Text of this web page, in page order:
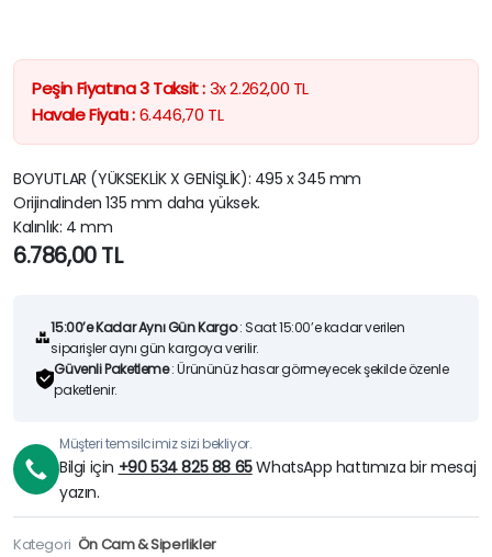
Peşin Fiyatına 3 Taksit :3x2.262,00 TL
Havale Fiyatı :6.446,70 TL
BOYUTLAR (YÜKSEKLİK X GENİŞLİK): 495 x 345 mm
Orijinalinden 135 mm daha yüksek.
Kalınlık: 4 mm
6.786,00TL
15:00’e Kadar Aynı Gün Kargo: Saat 15:00’e kadar verilen
siparişler aynı gün kargoya verilir.
Güvenli Paketleme: Ürününüz hasar görmeyecek şekilde özenle
paketlenir.
Müşteri temsilcimiz sizi bekliyor.
Bilgi için +90 534 825 88 65WhatsApp hattımıza bir mesaj
yazın.
Kategori Ön Cam & Siperlikler